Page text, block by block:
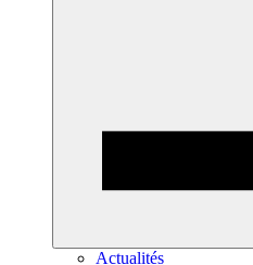
Actualités